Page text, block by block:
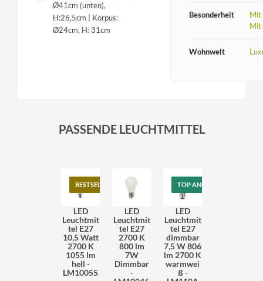
Ø41cm (unten),
H:26,5cm | Korpus:
Ø24cm, H: 31cm
Besonderheit
Mit
Mit
Wohnwelt
PASSENDE LEUCHTMITTEL
BESTSELLER
LED
Leuchtmit
tel E27
10,5 Watt
2700 K
1055 lm
hell -
LM10055
LED
Leuchtmit
tel E27
2700 K
800 lm
7W
Dimmbar
-
TOP ANGEBOT
LED
Leuchtmit
tel E27
dimmbar
7,5 W 806
lm 2700 K
warmwei
ß -